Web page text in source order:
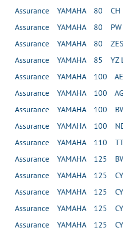
Assurance YAMAHA 80 CH
Assurance YAMAHA 80 PW
Assurance YAMAHA 80
Assurance YAMAHA 85 YZ
Assurance YAMAHA 100
Assurance YAMAHA 100 AG
Assurance YAMAHA 100
Assurance YAMAHA 100
Assurance YAMAHA 110
Assurance YAMAHA 125
Assurance YAMAHA 125
Assurance YAMAHA 125
Assurance YAMAHA 125
Assurance YAMAHA 125